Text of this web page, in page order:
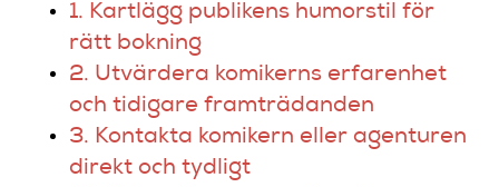
1. Kartlägg publikens humorstil för
rätt bokning
2. Utvärdera komikerns erfarenhet
och tidigare framträdanden
3. Kontakta komikern eller agenturen
direkt och tydligt